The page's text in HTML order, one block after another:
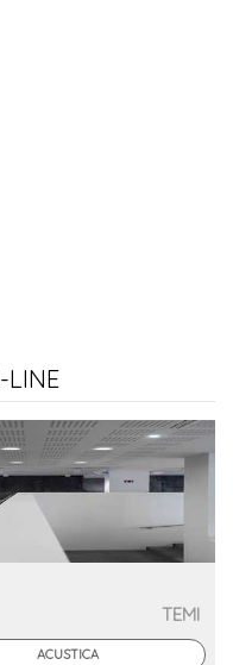
LINE
TEMI
ACUSTICA